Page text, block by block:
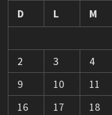
D
L M
2
3 4
9
10 11
16
17 18